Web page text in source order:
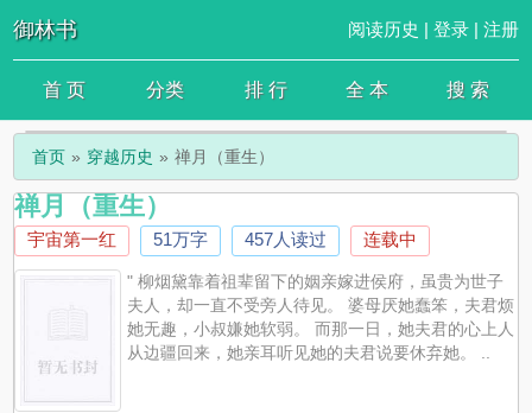
御林书 阅读历史 | 登录| 注册
首 页 分类 排 行 全 本 搜 索
首页 穿越历史 禅月（重生）
禅月（重生）
宇宙第一红 51万字 457人读过 连载中
" 柳烟黛靠着祖辈留下的姻亲嫁进侯府，虽贵为世子
夫人，却一直不受旁人待见。 婆母厌她蠢笨，夫君烦
她无趣，小叔嫌她软弱。 而那一日，她夫君的心上人
从边疆回来，她亲耳听见她的夫君说要休弃她。 ..